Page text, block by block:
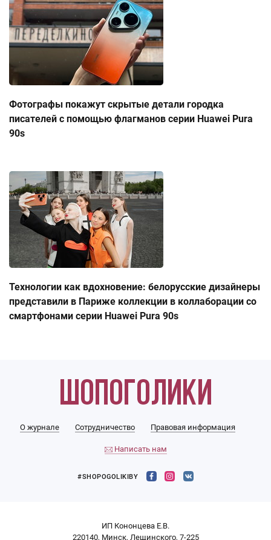
Фотографы покажут скрытые детали городка
писателей с помощью флагманов серии Huawei Pura
90s
Технологии как вдохновение: белорусские дизайнеры
представили в Париже коллекции в коллаборации со
смартфонами серии Huawei Pura 90s
О журнале Сотрудничество Правовая информация
Написать нам
#SHOPOGOLIKIBY
ИП Кононцева Е.В.
220140, Минск, Лещинского, 7-225